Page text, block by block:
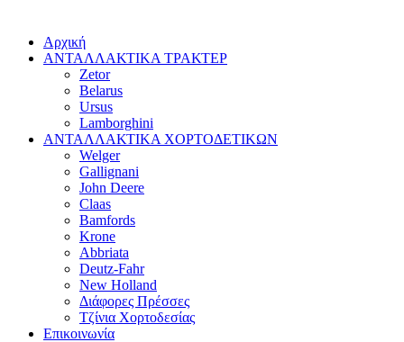
Αρχική
ΑΝΤΑΛΛΑΚΤΙΚΑ ΤΡΑΚΤΕΡ
Zetor
Belarus
Ursus
Lamborghini
ΑΝΤΑΛΛΑΚΤΙΚΑ ΧΟΡΤΟΔΕΤΙΚΩΝ
Welger
Gallignani
John Deere
Claas
Bamfords
Krone
Abbriata
Deutz-Fahr
New Holland
Διάφορες Πρέσσες
Τζίνια Χορτοδεσίας
Επικοινωνία